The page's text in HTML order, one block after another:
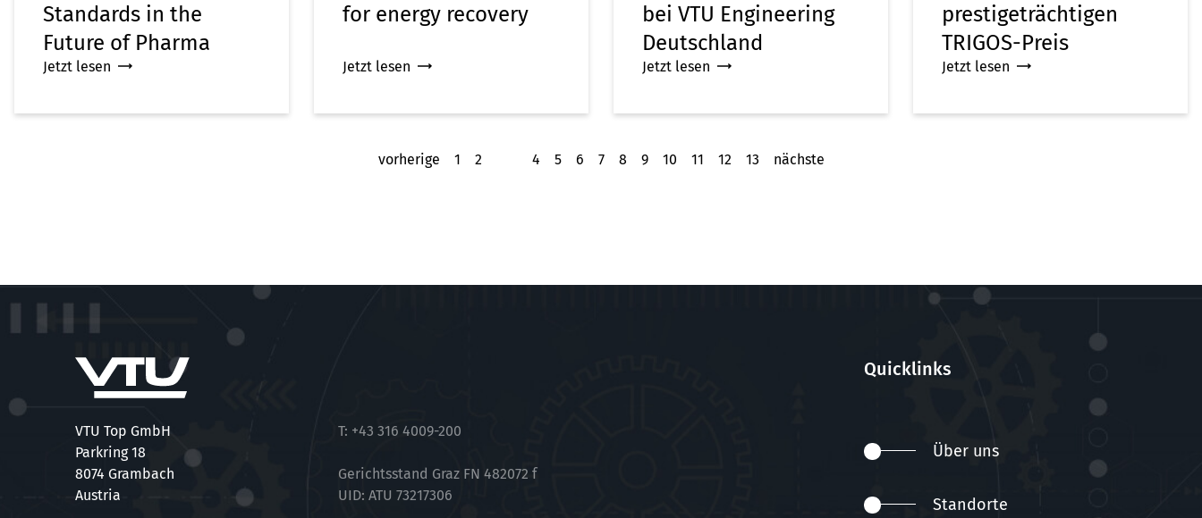
Standards in the
Future of Pharma
Jetzt lesen
for energy recovery
Jetzt lesen
bei VTU Engineering
Deutschland
Jetzt lesen
prestigeträchtigen
TRIGOS-Preis
nominiert
Jetzt lesen
vorherige 1 2 4 5 6 7 8 9 10 11 12 13 nächste
VTU Top GmbH
Parkring 18
8074 Grambach
Austria
T: +43 316 4009-200
Gerichtsstand Graz FN 482072 f
UID: ATU 73217306
Quicklinks
Über uns
Standorte